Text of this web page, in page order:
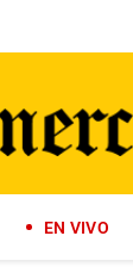
EN VIVO